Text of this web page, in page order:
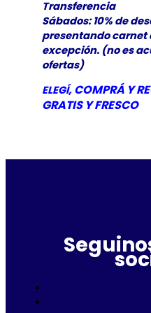
Transferencia
Sábados: 10% de
presentando carnet
excepción. (no es
ofertas)
ELEGÍ, COMPRÁ Y
GRATIS YFRESCO